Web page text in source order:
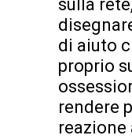
sulla
di aiuto
proprio
rendere
reazione